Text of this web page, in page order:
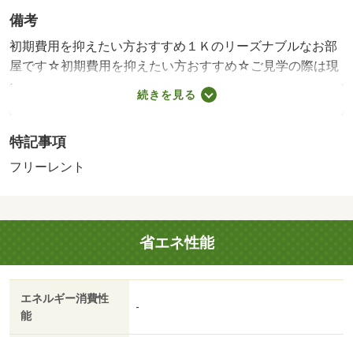
備考
初期費用を抑えたい方おすすめ１Ｋのリーズナブルなお部
屋です☆初期費用を抑えたい方おすすめ☆ご見学の際は現
地でお待合わせをお願い致します。・賃貸保証等：加入要
（その他 プランにより異なる）・フリーレントあり：１
料：３５，２００円/ホームマイスター24 16500円/鍵交
換 22000円/クリーニング代（退去時） 40000円/エアコン
続きを見る
特記事項
フリーレント
省エネ性能
エネルギー消費性
能
-